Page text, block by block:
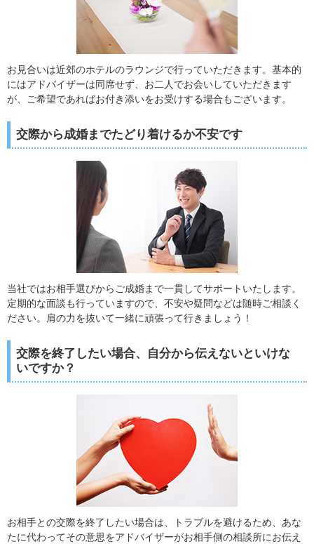
お見合いは近郊のホテルのラウンジで行っていただきます。基本的
にはアドバイザーは同席せず、お二人でお会いしていただきます
が、ご希望であればお付き添いをお受けする場合もございます。
交際から成婚までたどり着けるか不安です
当社ではお相手選びからご成婚まで一貫してサポートいたします。
定期的な面談も行っていますので、不安や疑問などは随時ご相談く
ださい。肩の力を抜いて一緒に頑張って行きましょう！
交際を終了したい場合、自分から伝えないといけな
いですか？
お相手との交際を終了したい場合は、トラブルを避けるため、あな
たに代わってその意思をアドバイザーがお相手側の相談所にお伝え